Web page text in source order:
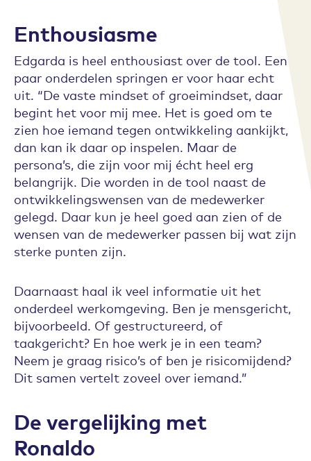
Enthousiasme
Edgarda is heel enthousiast over de tool. Een
paar onderdelen springen er voor haar echt
uit. “De vaste mindset of groeimindset, daar
begint het voor mij mee. Het is goed om te
zien hoe iemand tegen ontwikkeling aankijkt,
dan kan ik daar op inspelen. Maar de
persona’s, die zijn voor mij écht heel erg
belangrijk. Die worden in de tool naast de
ontwikkelingswensen van de medewerker
gelegd. Daar kun je heel goed aan zien of de
wensen van de medewerker passen bij wat zijn
sterke punten zijn.
Daarnaast haal ik veel informatie uit het
onderdeel werkomgeving. Ben je mensgericht,
bijvoorbeeld. Of gestructureerd, of
taakgericht? En hoe werk je in een team?
Neem je graag risico’s of ben je risicomijdend?
Dit samen vertelt zoveel over iemand.”
De vergelijking met
Ronaldo